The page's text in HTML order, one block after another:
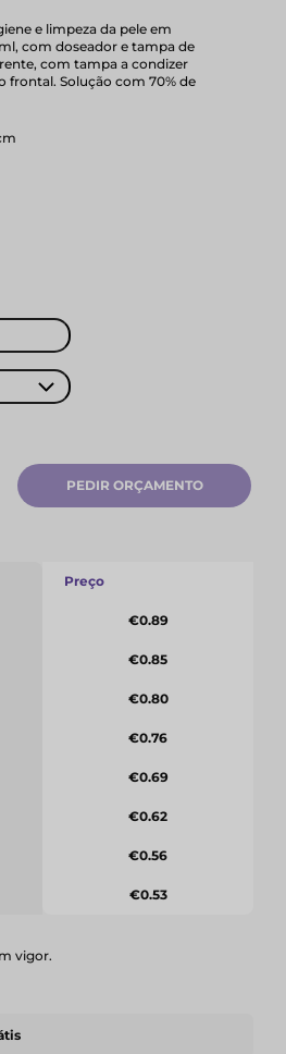
e limpeza da pele em
com doseador e tampa de
com tampa a condizer
frontal. Solução com 70% de
PEDIR ORÇAMENTO
Preço
€0.89
€0.85
€0.80
€0.76
€0.69
€0.62
€0.56
€0.53
vigor.